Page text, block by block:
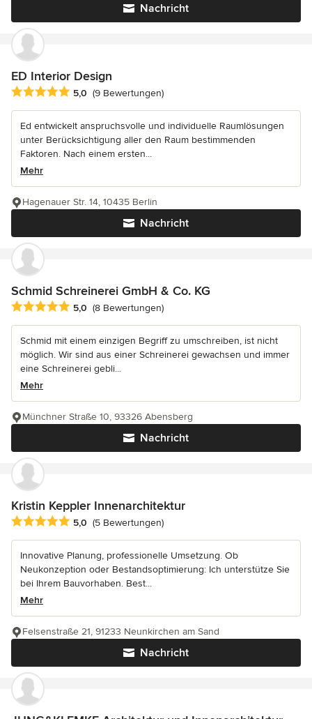
Nachricht
ED Interior Design
Durchschnittliche Bewertung: 5 von 5 Sternen
5,0 (9 Bewertungen)
Ed entwickelt anspruchsvolle und individuelle Raumlösungen
unter Berücksichtigung aller den Raum bestimmenden
Faktoren. Nach einem ersten...
Mehr
Nachricht
Hagenauer Str. 14, 10435 Berlin
Schmid Schreinerei GmbH & Co. KG
Durchschnittliche Bewertung: 5 von 5 Sternen
5,0 (8 Bewertungen)
Schmid mit einem einzigen Begriff zu umschreiben, ist nicht
möglich. Wir sind aus einer Schreinerei gewachsen und immer
eine Schreinerei gebli...
Mehr
Nachricht
Münchner Straße 10, 93326 Abensberg
Kristin Keppler Innenarchitektur
Durchschnittliche Bewertung: 5 von 5 Sternen
5,0 (5 Bewertungen)
Innovative Planung, professionelle Umsetzung. Ob
Neukonzeption oder Bestandsoptimierung: Ich unterstütze Sie
bei Ihrem Bauvorhaben. Best...
Mehr
Nachricht
Felsenstraße 21, 91233 Neunkirchen am Sand